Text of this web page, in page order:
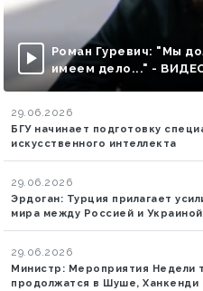
Роман Гуревич: "Мы
имеем дело..." -
29.06.2026
БГУ начинает подготовку
искусственного интеллекта
29.06.2026
Эрдоган: Турция прилагает
мира между Россией и Украиной
29.06.2026
Министр: Мероприятия Недели
продолжатся в Шуше, Ханкенди